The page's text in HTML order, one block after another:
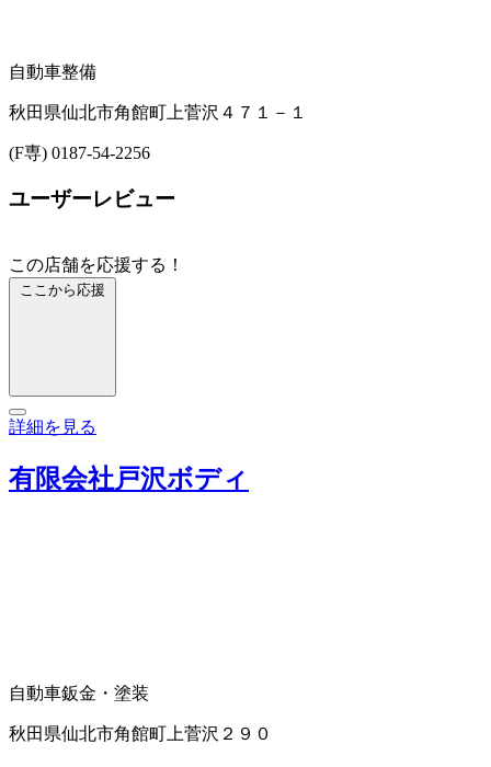
自動車整備
秋田県仙北市角館町上菅沢４７１－１
(F専) 0187-54-2256
ユーザーレビュー
この店舗を応援する！
ここから応援
詳細を見る
有限会社戸沢ボディ
自動車鈑金・塗装
秋田県仙北市角館町上菅沢２９０